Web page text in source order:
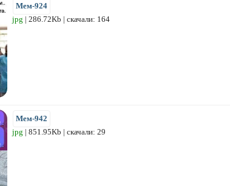
Мем-924
jpg | 286.72Kb | скачали: 164
Мем-942
jpg | 851.95Kb | скачали: 29